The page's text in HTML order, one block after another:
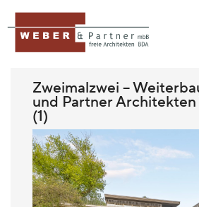
Zweimalzwei –
und Partner
(1)